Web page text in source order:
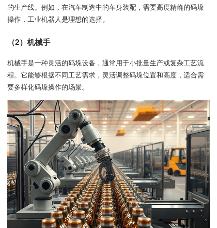
的生产线。例如，在汽车制造中的车身装配，需要高度精崅的码垛
操作，工业机器人是理想的选择。
（2）机械手
机械手是一种灵活的码垛设备，通常用于小批量生产或复杂工艺流
程。它能够根据不同工艺需求，灵活调整码垛位置和高度，适合需
要多样化码垛操作的场景。